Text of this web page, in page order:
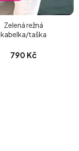
Zelená režná
kabelka/taška
790 Kč